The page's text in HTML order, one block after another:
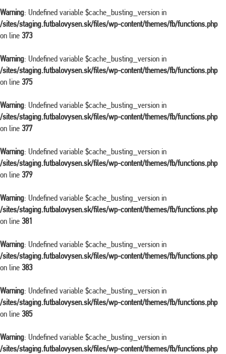
Warning: Undefined variable $cache_busting_version in
/sites/staging.futbalovysen.sk/files/wp-content/themes/fb/functions.php
on line 373
Warning: Undefined variable $cache_busting_version in
/sites/staging.futbalovysen.sk/files/wp-content/themes/fb/functions.php
on line 375
Warning: Undefined variable $cache_busting_version in
/sites/staging.futbalovysen.sk/files/wp-content/themes/fb/functions.php
on line 377
Warning: Undefined variable $cache_busting_version in
/sites/staging.futbalovysen.sk/files/wp-content/themes/fb/functions.php
on line 379
Warning: Undefined variable $cache_busting_version in
/sites/staging.futbalovysen.sk/files/wp-content/themes/fb/functions.php
on line 381
Warning: Undefined variable $cache_busting_version in
/sites/staging.futbalovysen.sk/files/wp-content/themes/fb/functions.php
on line 383
Warning: Undefined variable $cache_busting_version in
/sites/staging.futbalovysen.sk/files/wp-content/themes/fb/functions.php
on line 385
Warning: Undefined variable $cache_busting_version in
/sites/staging.futbalovysen.sk/files/wp-content/themes/fb/functions.php